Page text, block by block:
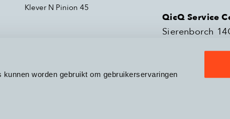
worden gebruikt om gebruikerservaringen
Klever N Pinion 45
QicQ Service
Sierenborch